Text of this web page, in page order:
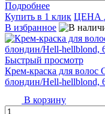
Подробнее
Купить в 1 клик ЦЕНА
В избранное
Быстрый просмотр
Крем-краска для
блондин/Hell-hellblond,
В корзину